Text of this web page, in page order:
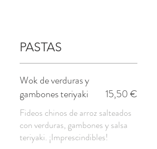
PASTAS
Wok de verduras y
gambones teriyaki
Fideos chinos de arroz salteados
con verduras, gambones y salsa
15,50 €